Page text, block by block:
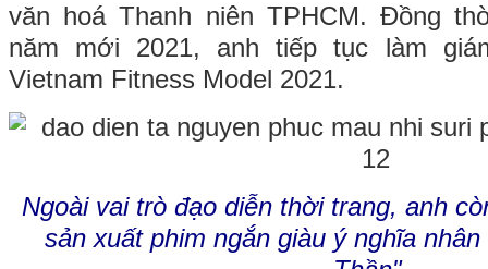
văn hoá Thanh niên TPHCM. Đồng
năm mới 2021, anh tiếp tục làm
Vietnam Fitness Model 2021.
Ngoài vai trò đạo diễn thời trang, anh
sản xuất phim ngắn giàu ý nghĩa